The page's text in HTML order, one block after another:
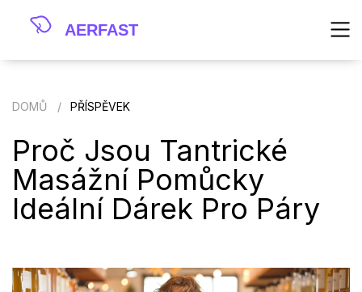
DOMŮ PŘÍSPĚVEK
Proč Jsou Tantrické
Masážní Pomůcky
Ideální Dárek Pro Páry